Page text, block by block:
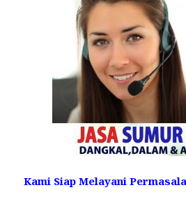
Kami Siap Melayani